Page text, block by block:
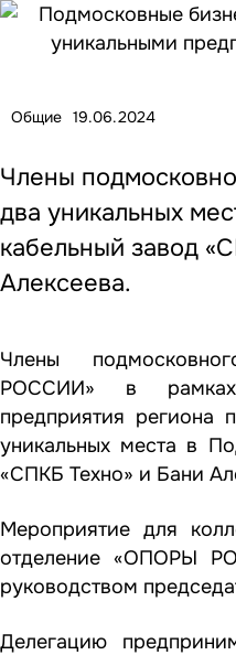
Общие 19.06.2024
Члены
два уникальных
кабельный завод
Алексеева.
Члены
РОССИИ» в рамках
предприятия региона
уникальных места в
«СПКБ Техно» и Бани
Мероприятие для
отделение «ОПОРЫ
руководством
Делегацию